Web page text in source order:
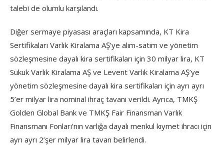
talebi de olumlu karşılandı.
Diğer sermaye piyasası araçları kapsamında, KT Kira
Sertifikaları Varlık Kiralama AŞ’ye alım-satım ve yönetim
sözleşmesine dayalı kira sertifikaları için 30 milyar lira, KT
Sukuk Varlık Kiralama AŞ ve Levent Varlık Kiralama AŞ’ye
yönetim sözleşmesine dayalı kira sertifikaları için ayrı ayrı
5’er milyar lira nominal ihraç tavanı verildi. Ayrıca, TMKŞ
Golden Global Bank ve TMKŞ Fair Finansman Varlık
Finansmanı Fonları’nın varlığa dayalı menkul kıymet ihracı için
ayrı ayrı 2’şer milyar lira tavan belirlendi.